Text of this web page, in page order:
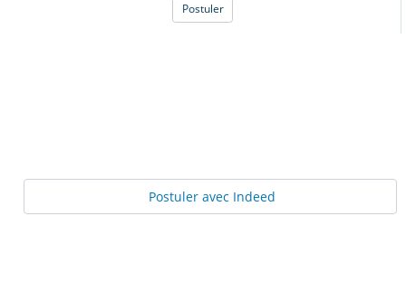
Postuler
Postuler avec Indeed